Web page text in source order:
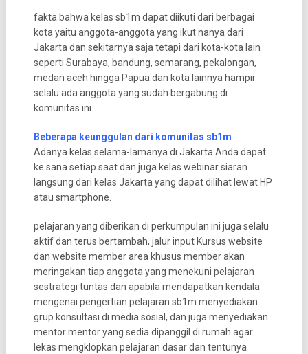
fakta bahwa kelas sb1m dapat diikuti dari berbagai
kota yaitu anggota-anggota yang ikut nanya dari
Jakarta dan sekitarnya saja tetapi dari kota-kota lain
seperti Surabaya, bandung, semarang, pekalongan,
medan aceh hingga Papua dan kota lainnya hampir
selalu ada anggota yang sudah bergabung di
komunitas ini.
Beberapa keunggulan dari komunitas sb1m
Adanya kelas selama-lamanya di Jakarta Anda dapat
ke sana setiap saat dan juga kelas webinar siaran
langsung dari kelas Jakarta yang dapat dilihat lewat HP
atau smartphone.
pelajaran yang diberikan di perkumpulan ini juga selalu
aktif dan terus bertambah, jalur input Kursus website
dan website member area khusus member akan
meringakan tiap anggota yang menekuni pelajaran
sestrategi tuntas dan apabila mendapatkan kendala
mengenai pengertian pelajaran sb1m menyediakan
grup konsultasi di media sosial, dan juga menyediakan
mentor mentor yang sedia dipanggil di rumah agar
lekas mengklopkan pelajaran dasar dan tentunya